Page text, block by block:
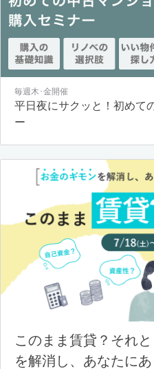
毎週木･金開催
平日夜にサクッと！初めて
ー
このまま賃貸？それ
を解消し、あなたに